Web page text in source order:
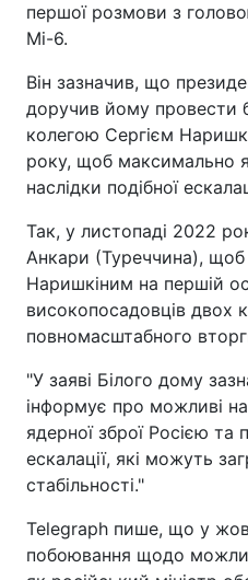
першої розмови з
Мі-6.
Він зазначив, що
доручив йому провести
колегою Сергієм
року, щоб максимально
наслідки подібної
Так, у листопаді 2022
Анкари (Туреччина), щоб
Наришкіним на першій
високопосадовців двох
повномасштабного
"У заяві Білого дому
інформує про можливі
ядерної зброї Росією та
ескалації, які можуть
стабільності."
Telegraph пише, що у
побоювання щодо